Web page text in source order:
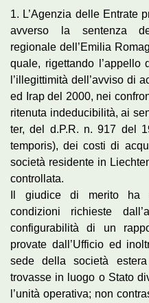
1. L’Agenzia delle Entrate
avverso la sentenza
regionale dell’Emilia
quale, rigettando l’appello
l’illegittimità dell’avviso di
ed Irap del 2000, nei
ritenuta indeducibilità, ai
ter, del d.P.R. n. 917 del
temporis), dei costi di
società residente in
controllata.
Il giudice di merito ha
condizioni richieste
configurabilità di un
provate dall’Ufficio ed
sede della società
trovasse in luogo o Stato
l’unità operativa; non